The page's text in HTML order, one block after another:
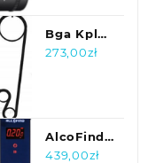
20E III
JAA913DA
Bga Kpl
Rozrządu
273,00zł
AlcoFind
AF-35
439,00zł